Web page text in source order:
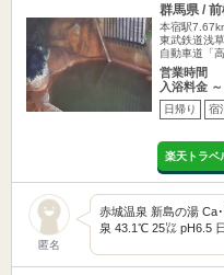
群馬県 /
本宿駅
東武鉄道浅
自動車道「
営業時間
入浴料金 ～
日帰り 宿
楽天トラベ
匿名
赤城温泉 新島の湯 Ca
泉 43.1℃ 25㍑ pH6.5